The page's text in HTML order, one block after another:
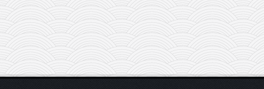
разные
города
США
260€
туда-
обратно